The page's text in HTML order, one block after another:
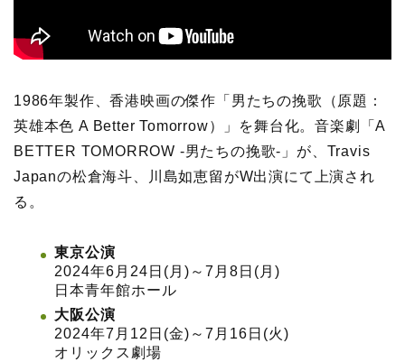
1986年製作、香港映画の傑作「男たちの挽歌（原題：
英雄本色 A Better Tomorrow）」を舞台化。音楽劇「A
BETTER TOMORROW -男たちの挽歌-」が、Travis
Japanの松倉海斗、川島如恵留がW出演にて上演され
る。
東京公演
2024年6月24日(月)～7月8日(月)
日本青年館ホール
大阪公演
2024年7月12日(金)～7月16日(火)
オリックス劇場